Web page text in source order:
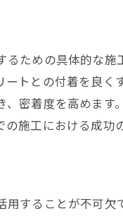
実践で得られ
将来的な強度
ための具体的な
トとの付着を良
密着度を高めま
施工における成功
することが不可